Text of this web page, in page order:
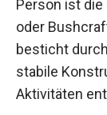
Person ist die
oder
besticht
stabile
Aktivitäten